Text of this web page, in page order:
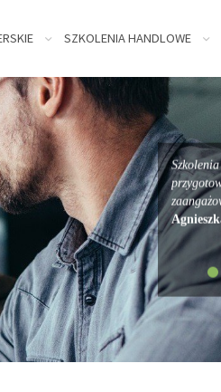
SZKOLENIA HANDLOWE